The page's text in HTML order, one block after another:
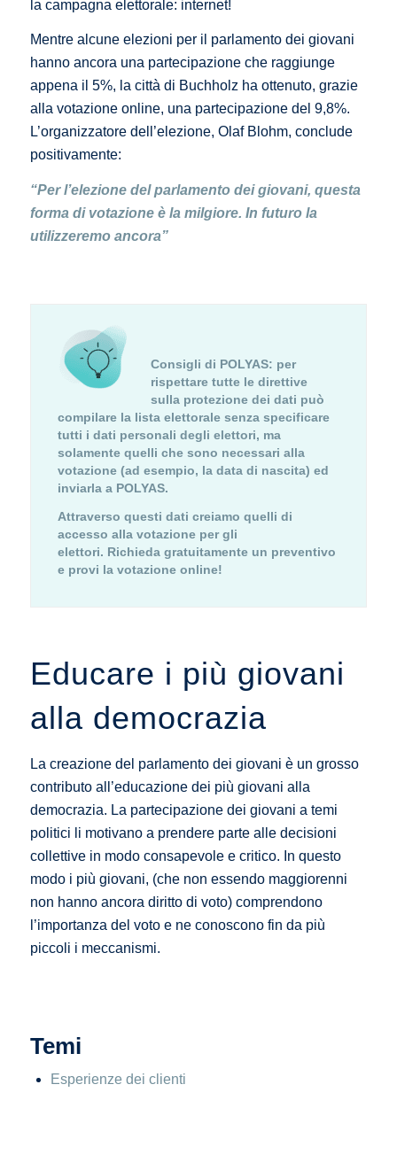
la campagna elettorale: internet!
Mentre alcune elezioni per il parlamento dei giovani
hanno ancora una partecipazione che raggiunge
appena il 5%, la città di Buchholz ha ottenuto, grazie
alla votazione online, una partecipazione del 9,8%.
L’organizzatore dell’elezione, Olaf Blohm, conclude
positivamente:
“Per l’elezione del parlamento dei giovani, questa
forma di votazione è la milgiore. In futuro la
utilizzeremo ancora”
Consigli di POLYAS: per
rispettare tutte le direttive
sulla protezione dei dati può
compilare la lista elettorale senza specificare
tutti i dati personali degli elettori, ma
solamente quelli che sono necessari alla
votazione (ad esempio, la data di nascita) ed
inviarla a POLYAS.
Attraverso questi dati creiamo quelli di
accesso alla votazione per gli
elettori. Richieda gratuitamente un preventivo
e provi la votazione online!
Educare i più giovani
alla democrazia
La creazione del parlamento dei giovani è un grosso
contributo all’educazione dei più giovani alla
democrazia. La partecipazione dei giovani a temi
politici li motivano a prendere parte alle decisioni
collettive in modo consapevole e critico. In questo
modo i più giovani, (che non essendo maggiorenni
non hanno ancora diritto di voto) comprendono
l’importanza del voto e ne conoscono fin da più
piccoli i meccanismi.
Temi
Esperienze dei clienti